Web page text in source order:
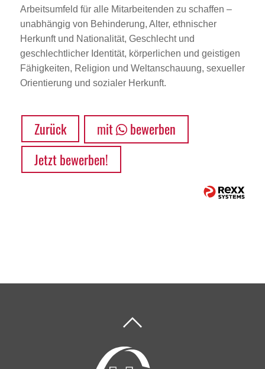
Arbeitsumfeld für alle Mitarbeitenden zu schaffen –
unabhängig von Behinderung, Alter, ethnischer
Herkunft und Nationalität, Geschlecht und
geschlechtlicher Identität, körperlichen und geistigen
Fähigkeiten, Religion und Weltanschauung, sexueller
Orientierung und sozialer Herkunft.
Zurück mit
bewerben
Jetzt bewerben!